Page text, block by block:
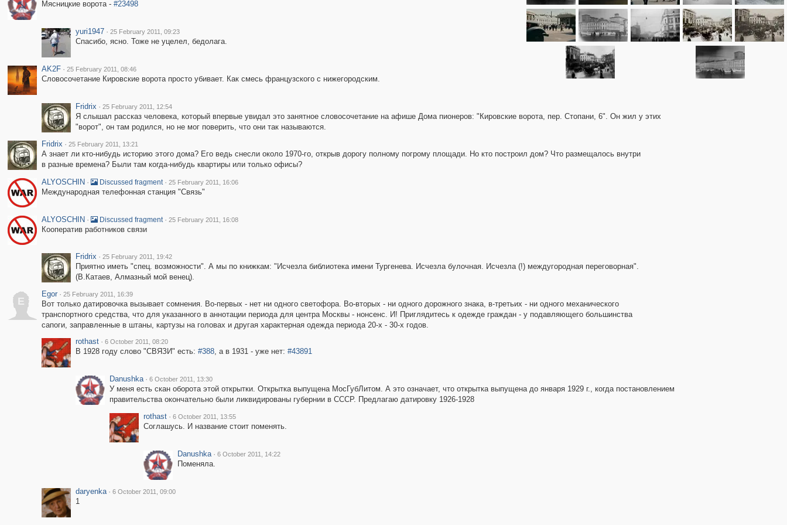
Мясницкие ворота - #23498
yuri1947 · 25 February 2011, 09:23
Спасибо, ясно. Тоже не уцелел, бедолага.
AK2F · 25 February 2011, 08:46
Словосочетание Кировские ворота просто убивает. Как смесь французского с нижегородским.
Fridrix · 25 February 2011, 12:54
Я слышал рассказ человека, который впервые увидал это занятное словосочетание на афише Дома пионеров: "Кировские ворота, пер. Стопани, 6". Он жил у этих
"ворот", он там родился, но не мог поверить, что они так называются.
Fridrix · 25 February 2011, 13:21
А знает ли кто-нибудь историю этого дома? Его ведь снесли около 1970-го, открыв дорогу полному погрому площади. Но кто построил дом? Что размещалось внутри
в разные времена? Были там когда-нибудь квартиры или только офисы?
ALYOSCHIN · Discussed fragment · 25 February 2011, 16:06
Международная телефонная станция "Связь"
ALYOSCHIN · Discussed fragment · 25 February 2011, 16:08
Кооператив работников связи
Fridrix · 25 February 2011, 19:42
Приятно иметь "спец. возможности". А мы по книжкам: "Исчезла библиотека имени Тургенева. Исчезла булочная. Исчезла (!) междугородная переговорная".
(В.Катаев, Алмазный мой венец).
E
Egor · 25 February 2011, 16:39
Вот только датировочка вызывает сомнения. Во-первых - нет ни одного светофора. Во-вторых - ни одного дорожного знака, в-третьих - ни одного механического
транспортного средства, что для указанного в аннотации периода для центра Москвы - нонсенс. И! Приглядитесь к одежде граждан - у подавляющего большинства
сапоги, заправленные в штаны, картузы на головах и другая характерная одежда периода 20-х - 30-х годов.
rothast · 6 October 2011, 08:20
В 1928 году слово "СВЯЗИ" есть: #388, а в 1931 - уже нет: #43891
Danushka · 6 October 2011, 13:30
У меня есть скан оборота этой открытки. Открытка выпущена МосГубЛитом. А это означает, что открытка выпущена до января 1929 г., когда постановлением
правительства окончательно были ликвидированы губернии в СССР. Предлагаю датировку 1926-1928
rothast · 6 October 2011, 13:55
Соглашусь. И название стоит поменять.
Danushka · 6 October 2011, 14:22
Поменяла.
daryenka · 6 October 2011, 09:00
1